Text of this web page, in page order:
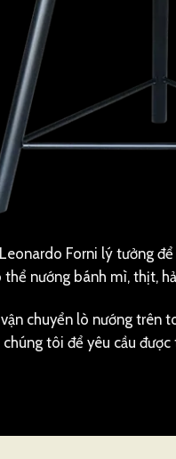
Forni lý tưởng
thể nướng bánh mì, thịt,
chuyển lò nướng trên
tôi để yêu cầu